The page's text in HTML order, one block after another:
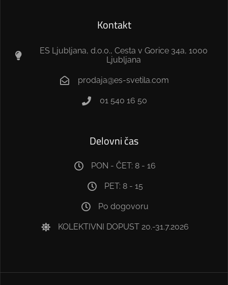
Kontakt
ES Ljubljana, d.o.o., Cesta v Gorice 34a, 1000
Ljubljana
prodaja@es-svetila.com
01 540 16 50
Delovni čas
PON - ČET: 8 - 16
PET: 8 - 15
Po dogovoru
KOLEKTIVNI DOPUST 20.-31.7.2026